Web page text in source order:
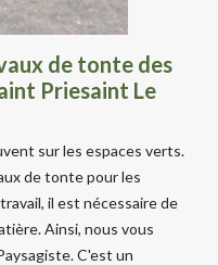
de tonte des
Priesaint Le
sur les espaces verts.
de tonte pour les
il est nécessaire de
Ainsi, nous vous
C'est un